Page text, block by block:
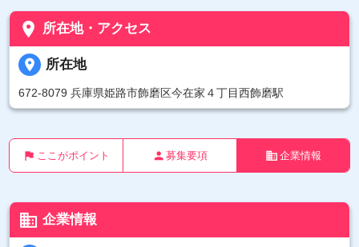
place 所在地・アクセス
place 所在地
672-8079 兵庫県姫路市飾磨区今在家４丁目西飾磨駅
flag ここがポイント person 募集要項 business 企業情報
business 企業情報